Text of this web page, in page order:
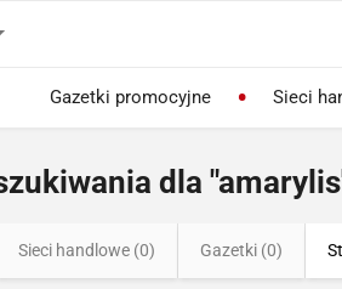
Gazetki promocyjne Sieci
dla
Sieci handlowe (0) Gazetki (0)